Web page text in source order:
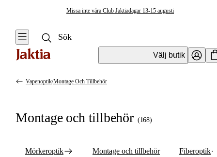
Missa inte våra Club Jaktiadagar 13-15 augusti
Välj butik
Vapenoptik
Vapenoptik
Montage och
Vapenoptik/Montage Och Tillbehör
Montage och tillbehör (168)
Mörkeroptik Montage och tillbehör Fiberoptik